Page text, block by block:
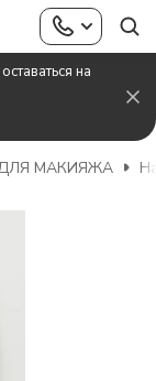
на
МАКИЯЖА